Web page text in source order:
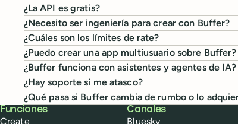
¿La API es gratis?
¿Necesito ser ingeniería para crear con Buffer?
¿Cuáles son los límites de rate?
¿Puedo crear una app multiusuario sobre Buffer?
¿Buffer funciona con asistentes y agentes de IA?
¿Hay soporte si me atasco?
¿Qué pasa si Buffer cambia de rumbo o lo
Buffer
Funciones
Create
Canales
Bluesky